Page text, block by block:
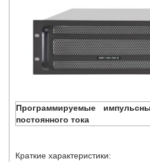
Программируемые
постоянного тока
Краткие характеристики: